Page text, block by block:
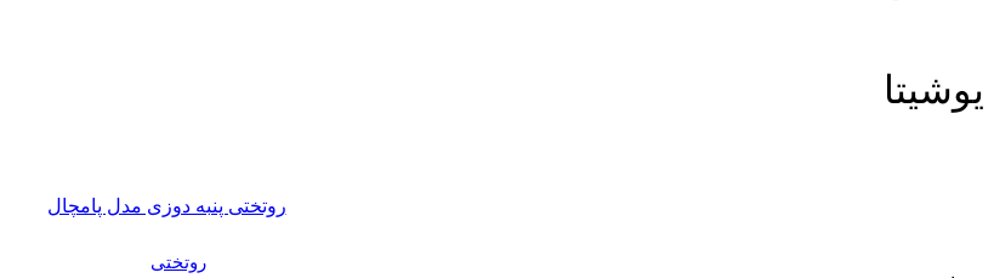
یوشیتا
روتختی پنبه دوزی مدل پامچال
روتختی